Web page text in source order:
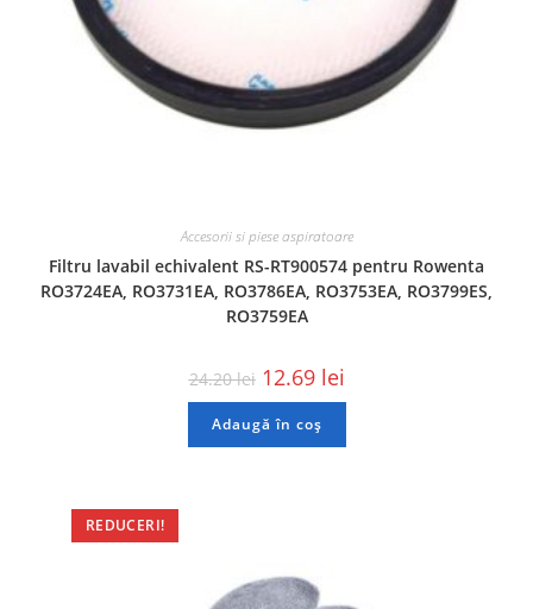
Accesorii si piese aspiratoare
Filtru lavabil echivalent RS-RT900574 pentru Rowenta
RO3724EA, RO3731EA, RO3786EA, RO3753EA, RO3799ES,
RO3759EA
24.20lei 12.69 lei
Adaugă în coș
REDUCERI!